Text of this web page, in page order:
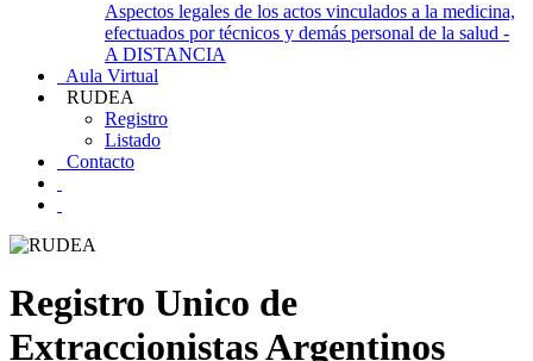
Aspectos legales de los actos vinculados a la medicina,
efectuados por técnicos y demás personal de la salud -
A DISTANCIA
Aula Virtual
RUDEA
Registro
Listado
Contacto
Registro Unico de
Extraccionistas Argentinos